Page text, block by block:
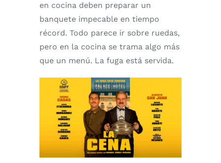
en cocina deben preparar un
banquete impecable en tiempo
récord. Todo parece ir sobre ruedas,
pero en la cocina se trama algo más
que un menú. La fuga está servida.